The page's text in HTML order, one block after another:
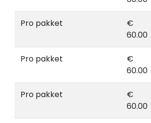
Pro pakket
€
60.00
Pro pakket
€
60.00
Pro pakket
€
60.00